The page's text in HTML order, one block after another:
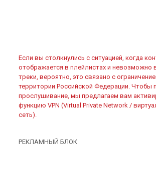
Если вы столкнулись с ситуацией, когда
отображается в плейлистах и невозможно
треки, вероятно, это связано с
территории Российской Федерации. Чтобы
прослушивание, мы предлагаем вам
функцию VPN (Virtual Private Network /
сеть).
РЕКЛАМНЫЙ БЛОК